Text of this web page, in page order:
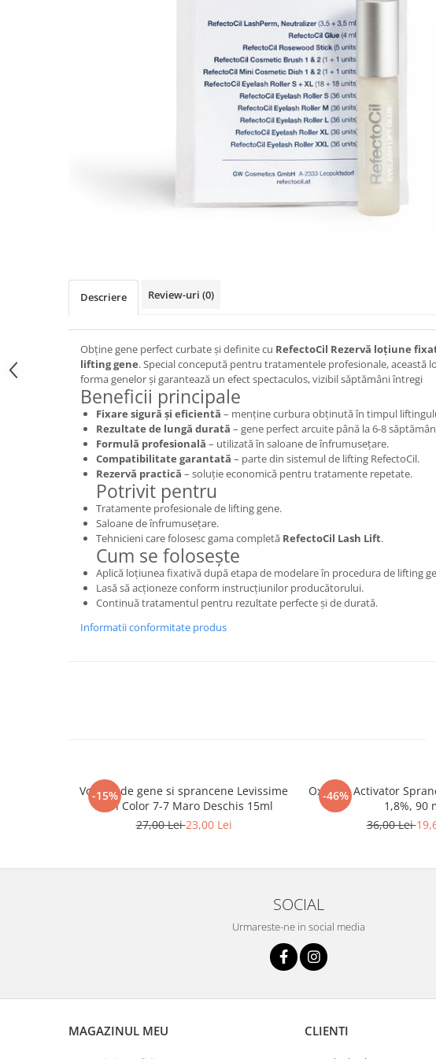
Descriere Review-uri (0)
Obține gene perfect curbate și definite cu RefectoCil Rezervă loțiune
lifting gene. Special concepută pentru tratamentele profesionale, această
forma genelor și garantează un efect spectaculos, vizibil săptămâni întregi
Beneficii principale
Fixare sigură și eficientă – menține curbura obținută în timpul
Rezultate de lungă durată – gene perfect arcuite până la 6-8
Formulă profesională – utilizată în saloane de înfrumusețare.
Compatibilitate garantată – parte din sistemul de lifting RefectoCil.
Rezervă practică – soluție economică pentru tratamente repetate.
Potrivit pentru
Tratamente profesionale de lifting gene.
Saloane de înfrumusețare.
Tehnicieni care folosesc gama completă RefectoCil Lash Lift.
Cum se folosește
Aplică loțiunea fixativă după etapa de modelare în procedura de lifting
Lasă să acționeze conform instrucțiunilor producătorului.
Continuă tratamentul pentru rezultate perfecte și de durată.
Informatii conformitate produs
-15%
Vopsea de gene si sprancene Levissime
Lash Color 7-7 Maro Deschis 15ml
27,00 Lei23,00 Lei
-46%
Oxidant Activator
1,8%, 90
36,00 Lei
SOCIAL
Urmareste-ne in social media
MAGAZINUL MEU CLIENTI